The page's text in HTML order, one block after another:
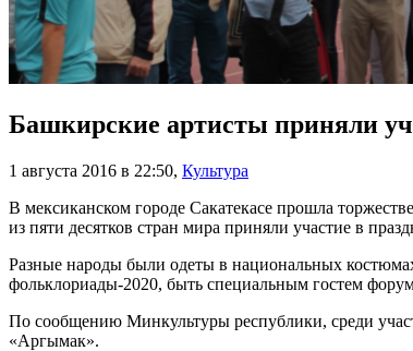
Башкирские артисты приняли
1 августа 2016 в 22:50, Культура
В мексиканском городе Сакатекасе прошла
из пяти десятков стран мира приняли участие в
Разные народы были одеты в национальных
фольклориады-2020, быть специальным гостем
По сообщению Минкультуры республики, среди
«Аргымак».